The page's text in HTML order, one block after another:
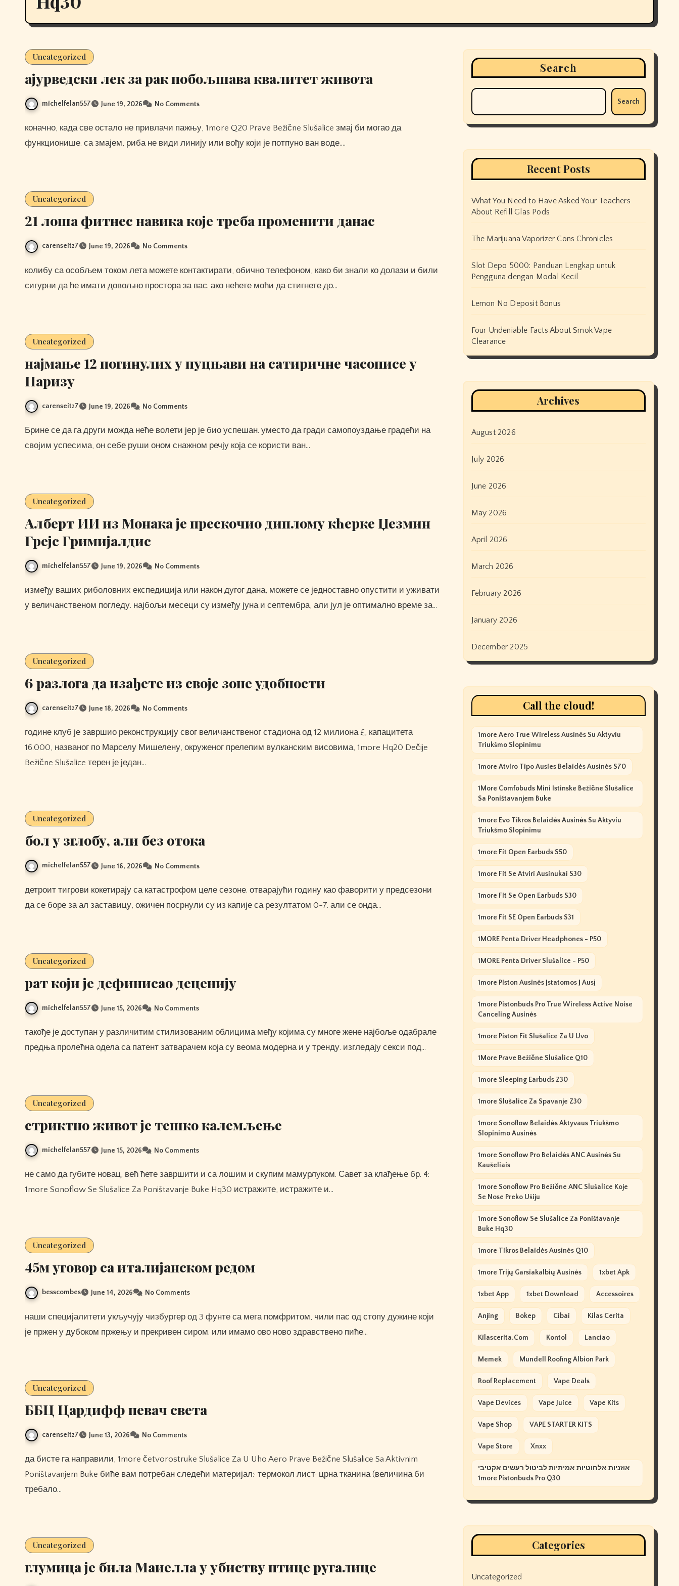
Uncategorized
ајурведски лек за рак побољшава квалитет живота
michelfelan557 June 19, 2026 No Comments
коначно, када све остало не привлачи пажњу, 1more Q20 Prave Bežične Slušalice змај би могао да
функционише. са змајем, риба не види линију или вођу који је потпуно ван воде.…
Uncategorized
21 лоша фитнес навика које треба променити данас
carenseitz7 June 19, 2026 No Comments
колибу са особљем током лета можете контактирати, обично телефоном, како би знали ко долази и били
сигурни да ће имати довољно простора за вас. ако нећете моћи да стигнете до…
Uncategorized
најмање 12 погинулих у пуцњави на сатиричне часописе у
Паризу
carenseitz7 June 19, 2026 No Comments
Брине се да га други можда неће волети јер је био успешан. уместо да гради самопоуздање градећи на
својим успесима, он себе руши оном снажном речју која се користи ван…
Uncategorized
Алберт ИИ из Монака је прескочио диплому кћерке Џезмин
Грејс Гримијалдис
michelfelan557 June 19, 2026 No Comments
између ваших риболовних експедиција или након дугог дана, можете се једноставно опустити и уживати
у величанственом погледу. најбољи месеци су између јуна и септембра, али јул је оптимално време за…
Uncategorized
6 разлога да изађете из своје зоне удобности
carenseitz7 June 18, 2026 No Comments
године клуб је завршио реконструкцију свог величанственог стадиона од 12 милиона £, капацитета
16.000, названог по Марселу Мишелену, окруженог прелепим вулканским висовима, 1more Hq20 Dečije
Bežične Slušalice терен је један…
Uncategorized
бол у зглобу, али без отока
michelfelan557 June 16, 2026 No Comments
детроит тигрови кокетирају са катастрофом целе сезоне. отварајући годину као фаворити у предсезони
да се боре за ал заставицу, ожичен посрнули су из капије са резултатом 0-7. али се онда…
Uncategorized
рат који је дефинисао деценију
michelfelan557 June 15, 2026 No Comments
такође је доступан у различитим стилизованим облицима међу којима су многе жене најбоље одабрале
предња пролећна одела са патент затварачем која су веома модерна и у тренду. изгледају секси под…
Uncategorized
стриктно живот је тешко калемљење
michelfelan557 June 15, 2026 No Comments
не само да губите новац, већ ћете завршити и са лошим и скупим мамурлуком. Савет за клађење бр. 4:
1more Sonoflow Se Slušalice Za Poništavanje Buke Hq30 истражите, истражите и…
Uncategorized
45м уговор са италијанском редом
besscombes June 14, 2026 No Comments
наши специјалитети укључују чизбургер од 3 фунте са мега помфритом, чили пас од стопу дужине који
је пржен у дубоком пржењу и прекривен сиром. или имамо ово ново здравствено пиће…
Uncategorized
ББЦ Цардифф певач света
carenseitz7 June 13, 2026 No Comments
да бисте га направили, 1more četvorostruke Slušalice Za U Uho Aero Prave Bežične Slušalice Sa Aktivnim
Poništavanjem Buke биће вам потребан следећи материјал:· термокол лист· црна тканина (величина би
требало…
Uncategorized
глумица је била Маиелла у убиству птице ругалице
Search
Search
Recent Posts
What You Need to Have Asked Your Teachers
About Refill Glas Pods
The Marijuana Vaporizer Cons Chronicles
Slot Depo 5000: Panduan Lengkap untuk
Pengguna dengan Modal Kecil
Lemon No Deposit Bonus
Four Undeniable Facts About Smok Vape
Clearance
Archives
August 2026
July 2026
June 2026
May 2026
April 2026
March 2026
February 2026
January 2026
December 2025
Call the cloud!
1more Aero True Wireless Ausinės Su Aktyviu
Triukšmo Slopinimu
1more Atviro Tipo Ausies Belaidės Ausinės S70
1More Comfobuds Mini Istinske Bežične Slušalice
Sa Poništavanjem Buke
1more Evo Tikros Belaidės Ausinės Su Aktyviu
Triukšmo Slopinimu
1more Fit Open Earbuds S50
1more Fit Se Atviri Ausinukai S30
1more Fit Se Open Earbuds S30
1more Fit SE Open Earbuds S31
1MORE Penta Driver Headphones - P50
1MORE Penta Driver Slušalice - P50
1more Piston Ausinės Įstatomos Į Ausį
1more Pistonbuds Pro True Wireless Active Noise
Canceling Ausinės
1more Piston Fit Slušalice Za U Uvo
1More Prave Bežične Slušalice Q10
1more Sleeping Earbuds Z30
1more Slušalice Za Spavanje Z30
1more Sonoflow Belaidės Aktyvaus Triukšmo
Slopinimo Ausinės
1more Sonoflow Pro Belaidės ANC Ausinės Su
Kaušeliais
1more Sonoflow Pro Bežične ANC Slušalice Koje
Se Nose Preko Ušiju
1more Sonoflow Se Slušalice Za Poništavanje
Buke Hq30
1more Tikros Belaidės Ausinės Q10
1more Trijų Garsiakalbių Ausinės 1xbet Apk
1xbet App 1xbet Download Accessoires
Anjing Bokep Cibai Kilas Cerita
Kilascerita.com Kontol Lanciao
Memek Mundell Roofing Albion Park
Roof Replacement Vape Deals
Vape Devices Vape Juice Vape Kits
Vape Shop VAPE STARTER KITS
Vape Store Xnxx
אוזניות אלחוטיות אמיתיות לביטול רעשים אקטיבי
1more Pistonbuds Pro Q30
Categories
Uncategorized